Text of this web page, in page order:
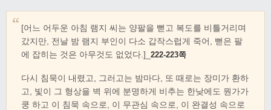
[어느 어두운 아침 램지 씨는 양팔을 뻗고 복도를 비틀거리며
갔지만, 전날 밤 램지 부인이 다소 갑작스럽게 죽어, 뻗은 팔
에 잡히는 것은 아무것도 없었다.]_ 222-223쪽
다시 침묵이 내렸고, 그러고는 밤마다, 또 때로는 장미가 환하
고, 빛이 그 형상을 벽 위에 분명하게 비추는 한낮에도 뭔가가
쿵 하고 이 침묵 속으로, 이 무관심 속으로, 이 완결성 속으로